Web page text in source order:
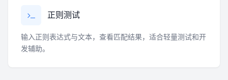
正则测试
输入正则表达式与文本，查看匹配结果，适合轻量测试和开
发辅助。